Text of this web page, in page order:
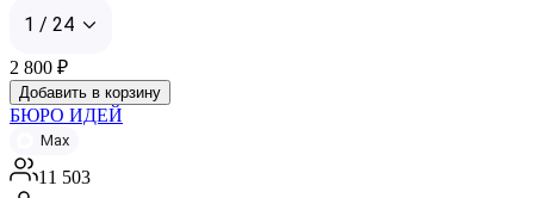
1 / 24
2 800 ₽
Добавить в корзину
БЮРО ИДЕЙ
Max
11 503